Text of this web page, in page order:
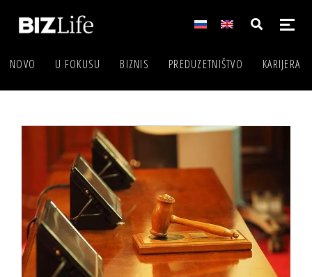
NOVO U FOKUSU BIZNIS PREDUZETNIŠTVO KARIJERA